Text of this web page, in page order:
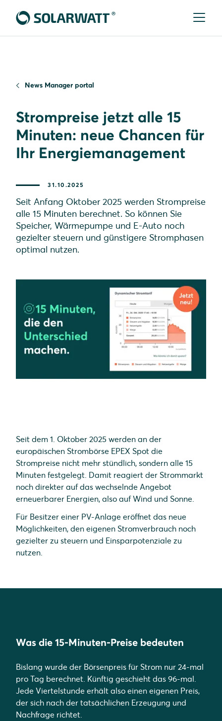
News Manager portal
Strompreise jetzt alle 15
Minuten: neue Chancen für
Ihr Energiemanagement
31.10.2025
Seit Anfang Oktober 2025 werden Strompreise
alle 15 Minuten berechnet. So können Sie
Speicher, Wärmepumpe und E-Auto noch
gezielter steuern und günstigere Stromphasen
optimal nutzen.
Seit dem 1. Oktober 2025 werden an der
europäischen Strombörse EPEX Spot die
Strompreise nicht mehr stündlich, sondern alle 15
Minuten festgelegt. Damit reagiert der Strommarkt
noch direkter auf das wechselnde Angebot
erneuerbarer Energien, also auf Wind und Sonne.
Für Besitzer einer PV-Anlage eröffnet das neue
Möglichkeiten, den eigenen Stromverbrauch noch
gezielter zu steuern und Einsparpotenziale zu
nutzen.
Was die 15-Minuten-Preise bedeuten
Bislang wurde der Börsenpreis für Strom nur 24-mal
pro Tag berechnet. Künftig geschieht das 96-mal.
Jede Viertelstunde erhält also einen eigenen Preis,
der sich nach der tatsächlichen Erzeugung und
Nachfrage richtet.